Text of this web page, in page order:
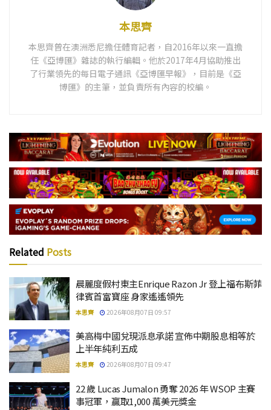
本思齊
本思齊曾在澳洲悉尼擔任體育記者，自2016年以來一直擔
任《亞博匯》雜誌的執行編輯。他於2017年4月協助推出
了行業領先的每日電子通訊《亞博匯早報》，目前是《亞
博匯》的主筆，並負責所有內容的校編。
Related Posts
晨麗度假村東主Enrique Razon Jr 登上福布斯菲
律賓首富寶座 身家遙遙領先
本思齊 2026年08月07日 09:57
美高梅中國兌現派息承諾 宣佈中期股息相等於
上半年純利五成
本思齊 2026年08月07日 09:47
22 歲 Lucas Jumalon 勇奪 2026 年 WSOP 主賽
事冠軍，贏取1,000 萬美元獎金